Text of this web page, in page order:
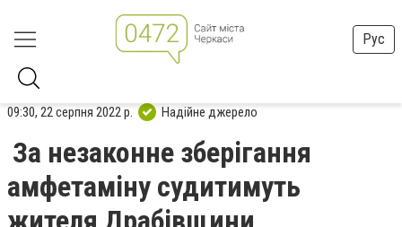
Рус
09:30, 22 серпня 2022 р. Надійне джерело
За незаконне зберігання
амфетаміну судитимуть